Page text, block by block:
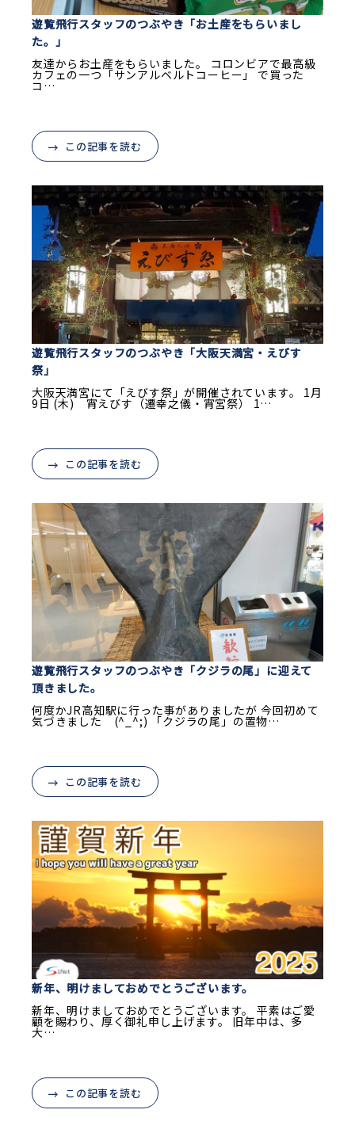
遊覧飛行スタッフのつぶやき「お土産をもらいまし
た。」
友達からお土産をもらいました。 コロンビアで最高級
カフェの一つ「サンアルベルトコーヒー」 で買った
コ…
この記事を読む
遊覧飛行スタッフのつぶやき「大阪天満宮・えびす
祭」
大阪天満宮にて「えびす祭」が開催されています。 1月
9日 (木) 宵えびす（遷幸之儀・宵宮祭） 1…
この記事を読む
遊覧飛行スタッフのつぶやき「クジラの尾」に迎えて
頂きました。
何度かJR高知駅に行った事がありましたが 今回初めて
気づきました (^_^;) 「クジラの尾」の置物…
この記事を読む
新年、明けましておめでとうございます。
新年、明けましておめでとうございます。 平素はご愛
顧を賜わり、厚く御礼申し上げます。 旧年中は、多
大…
この記事を読む